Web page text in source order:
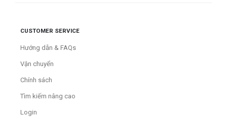
CUSTOMER SERVICE
Hướng dẫn & FAQs
Vận chuyển
Chính sách
Tìm kiếm nâng cao
Login